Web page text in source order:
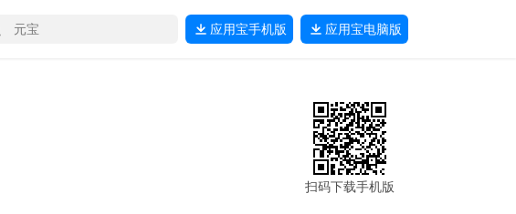
应用宝手机版 应用宝电脑版
扫码下载手机版